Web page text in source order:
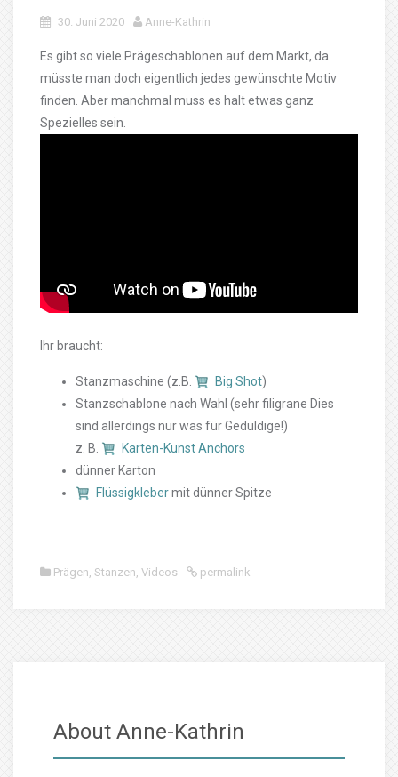
30. Juni 2020 Anne-Kathrin
Es gibt so viele Prägeschablonen auf dem Markt, da
müsste man doch eigentlich jedes gewünschte Motiv
finden. Aber manchmal muss es halt etwas ganz
Spezielles sein.
Ihr braucht:
Stanzmaschine (z.B. Big Shot)
Stanzschablone nach Wahl (sehr filigrane Dies
sind allerdings nur was für Geduldige!)
z. B.
Karten-Kunst Anchors
dünner Karton
Flüssigklebermit dünner Spitze
Prägen, Stanzen, Videos permalink
About Anne-Kathrin